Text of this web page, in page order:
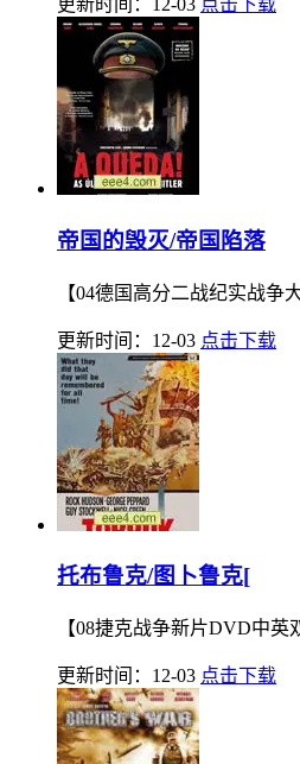
更新时间：12-03 点击下载
帝国的毁灭/帝国陷落
【04德国高分二战纪实战
更新时间：12-03 点击下载
托布鲁克/图卜鲁克[
【08捷克战争新片DVD中
更新时间：12-03 点击下载